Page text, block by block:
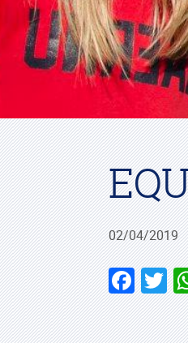
02/04/2019